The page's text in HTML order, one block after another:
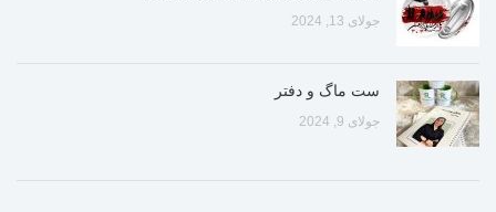
جولای 13, 2024
ست ماگ و دفتر
جولای 9, 2024